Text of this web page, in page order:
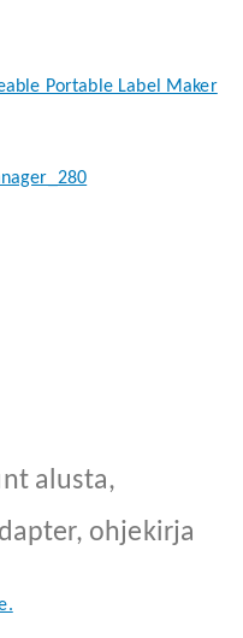
Portable Label Maker
alusta,
ohjekirja